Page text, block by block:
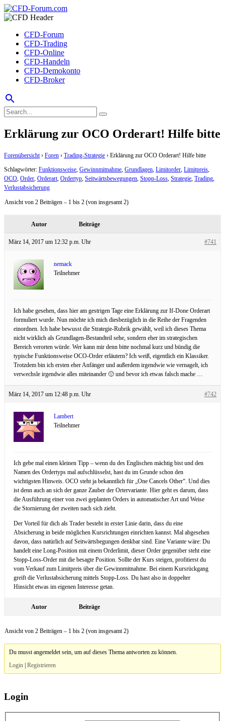
CFD-Forum
CFD-Trading
CFD-Online
CFD-Handeln
CFD-Demokonto
CFD-Broker
search
Erklärung zur OCO Orderart! Hilfe bitte
Forenübersicht › Foren › Trading-Strategie › Erklärung zur OCO Orderart! Hilfe bitte
Schlagwörter: Funktionsweise, Gewinnmitnahme, Grundlagen, Limitorder, Limitpreis,
OCO, Order, Orderart, Ordertyp, Seitwärtsbewegungen, Stopp-Loss, Strategie, Trading,
Verlustabsicherung
Ansicht von 2 Beiträgen – 1 bis 2 (von insgesamt 2)
Autor Beiträge
März 14, 2017 um 12:32 p.m. Uhr #741
nemack
Teilnehmer
Ich habe gesehen, dass hier am gestrigen Tage eine Erklärung zur If-Done Orderart
formuliert wurde. Nun möchte ich mich diesbezüglich in die Reihe der Fragenden
einordnen. Ich habe bewusst die Strategie-Rubrik gewählt, weil ich dieses Thema
nicht wirklich als Grundlagen-Bestandteil sehe, sondern eher im strategischen
Bereich verorten würde. Wer kann mir denn bitte nochmal kurz und bündig die
typische Funktionsweise OCO-Order erläutern? Ich weiß, eigentlich ein Klassiker.
Trotzdem bin ich ersten eher Anfänger und außerdem irgendwie wie vernagelt, ich
verwechsle irgendwie alles miteinander 🙁 und bevor ich etwas falsch mache …
März 14, 2017 um 12:48 p.m. Uhr #742
Lambert
Teilnehmer
Ich gebe mal einen kleinen Tipp – wenn du des Englischen mächtig bist und den
Namen des Ordertyps mal aufschlüsselst, hast du im Grunde schon den
wichtigsten Hinweis. OCO steht ja bekanntlich für „One Cancels Other“. Und dies
ist denn auch an sich der ganze Zauber der Ortervariante. Hier geht es darum, dass
die Ausführung einer von zwei geplanten Orders in automatischer Art und Weise
die Stornierung der zweiten nach sich zieht.
Der Vorteil für dich als Trader besteht in erster Linie darin, dass du eine
Absicherung in beide möglichen Kursrichtungen einrichten kannst. Mal abgesehen
davon, dass natürlich auf Seitwärtsbegungen denkbar sind. Eine Variante wäre: Du
handelt eine Long-Position mit einem Orderlimit, dieser Order gegenüber steht eine
Stopp-Loss-Order mit die besagte Position. Sollte der Kurs steigen, profitierst du
vom Verkauf zum Limitpreis über die Gewinnmitnahme. Bei einem Kursrückgang
greift die Verlustabsicherung mittels Stopp-Loss. Du hast also in doppelter
Hinsicht etwas im eigenen Interesse getan.
Autor Beiträge
Ansicht von 2 Beiträgen – 1 bis 2 (von insgesamt 2)
Du musst angemeldet sein, um auf dieses Thema antworten zu können.
Login |Registrieren
Login